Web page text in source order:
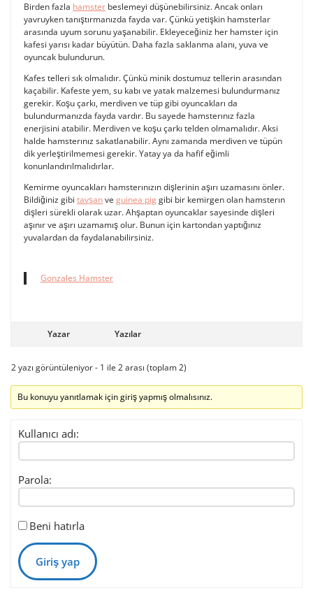
Birden fazla hamster beslemeyi düşünebilirsiniz. Ancak onları
yavruyken tanıştırmanızda fayda var. Çünkü yetişkin hamsterlar
arasında uyum sorunu yaşanabilir. Ekleyeceğiniz her hamster için
kafesi yarısı kadar büyütün. Daha fazla saklanma alanı, yuva ve
oyuncak bulundurun.
Kafes telleri sık olmalıdır. Çünkü minik dostumuz tellerin arasından
kaçabilir. Kafeste yem, su kabı ve yatak malzemesi bulundurmanız
gerekir. Koşu çarkı, merdiven ve tüp gibi oyuncakları da
bulundurmanızda fayda vardır. Bu sayede hamsterınız fazla
enerjisini atabilir. Merdiven ve koşu çarkı telden olmamalıdır. Aksi
halde hamsterınız sakatlanabilir. Aynı zamanda merdiven ve tüpün
dik yerleştirilmemesi gerekir. Yatay ya da hafif eğimli
konunlandırılmalıdırlar.
Kemirme oyuncakları hamsterınızın dişlerinin aşırı uzamasını önler.
Bildiğiniz gibi tavşanve guinea piggibi bir kemirgen olan hamsterın
dişleri sürekli olarak uzar. Ahşaptan oyuncaklar sayesinde dişleri
aşınır ve aşırı uzamamış olur. Bunun için kartondan yaptığınız
yuvalardan da faydalanabilirsiniz.
Gonzales Hamster
Yazar Yazılar
2 yazı görüntüleniyor - 1 ile 2 arası (toplam 2)
Bu konuyu yanıtlamak için giriş yapmış olmalısınız.
Kullanıcı adı:
Parola:
Beni hatırla
Giriş yap